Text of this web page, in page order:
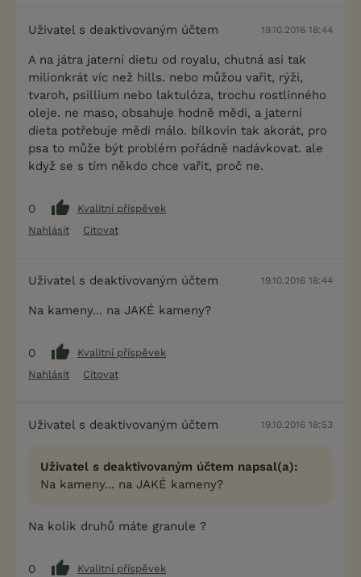
Uživatel s deaktivovaným účtem 19.10.2016 18:44
A na játra jaterní dietu od royalu, chutná asi tak
milionkrát víc než hills. nebo můžou vařit, rýži,
tvaroh, psillium nebo laktulóza, trochu rostlinného
oleje. ne maso, obsahuje hodně mědi, a jaterní
dieta potřebuje mědi málo. bílkovin tak akorát, pro
psa to může být problém pořádně nadávkovat. ale
když se s tím někdo chce vařit, proč ne.
0
Kvalitní příspěvek
Nahlásit
Citovat
Uživatel s deaktivovaným účtem 19.10.2016 18:44
Na kameny... na JAKÉ kameny?
0
Kvalitní příspěvek
Nahlásit
Citovat
Uživatel s deaktivovaným účtem 19.10.2016 18:53
Uživatel s deaktivovaným účtem napsal(a):
Na kameny... na JAKÉ kameny?
Na kolik druhů máte granule ?
0
Kvalitní příspěvek